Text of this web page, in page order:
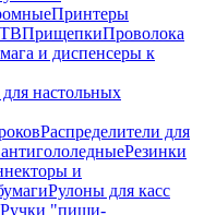
Принтеры
ПрищепкиПроволока
и диспенсеры к
настольных
Распределители для
Резинки
и
Рулоны для касс
Ручки "пиши-